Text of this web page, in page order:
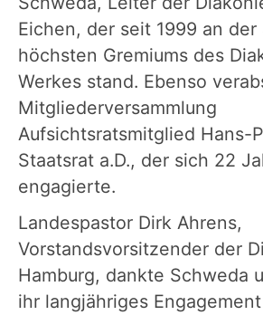
Eichen, der seit 1999 an
höchsten Gremiums des
Werkes stand. Ebenso
Mitgliederversammlung
Aufsichtsratsmitglied Hans-
Staatsrat a.D., der sich 22
engagierte.
Landespastor Dirk Ahrens,
Vorstandsvorsitzender der
Hamburg, dankte Schweda
ihr langjähriges